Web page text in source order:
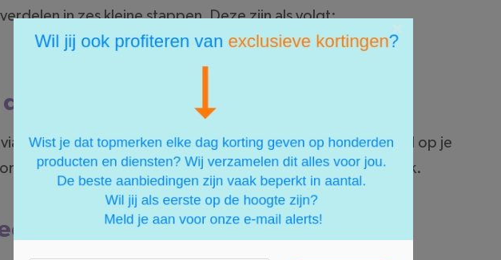
in zes kleine stappen. Deze zijn als volgt:
website en controle voertuig
via de website. Vervolgens wordt er een controle uitgevoerd op je
aangeboden te worden binnen het professionele netwerk.
ervaren autospecialist
×